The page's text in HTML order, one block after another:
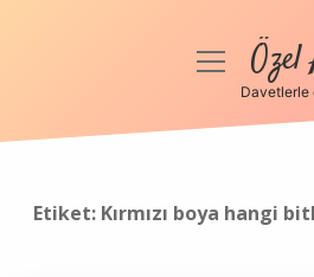
Anasayfa
menüyü
Davetlerle
Etiket: Kırmızı boya hangi